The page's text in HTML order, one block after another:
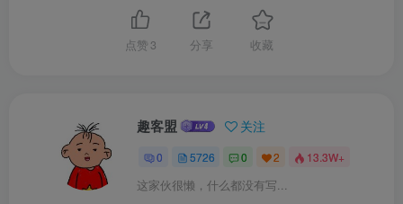
点赞 3 分享 收藏
趣客盟 关注
0 5726 0 2 13.3W+
这家伙很懒，什么都没有写...